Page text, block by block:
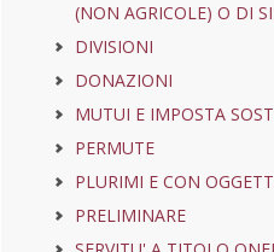
(NON AGRICOLE) O DI
DIVISIONI
DONAZIONI
MUTUI E IMPOSTA
PERMUTE
PLURIMI E CON
PRELIMINARE